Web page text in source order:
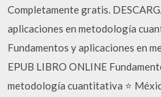
Completamente gratis.
aplicaciones en metodología
Fundamentos y aplicaciones en
EPUB LIBRO ONLINE
metodología cuantitativa ⭐